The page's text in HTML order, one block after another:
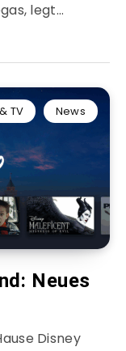
legt…
TV News
Neues
Disney